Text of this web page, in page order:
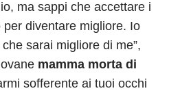
ma sappi che accettare i
per diventare migliore. Io
sarai migliore di me”,
mamma morta di
sofferente ai tuoi occhi